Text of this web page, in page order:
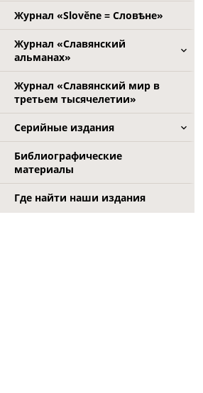
Журнал «Slověne = Словѣне»
Журнал «Славянский
альманах»
Журнал «Славянский мир в
третьем тысячелетии»
Серийные издания
Библиографические
материалы
Где найти наши издания